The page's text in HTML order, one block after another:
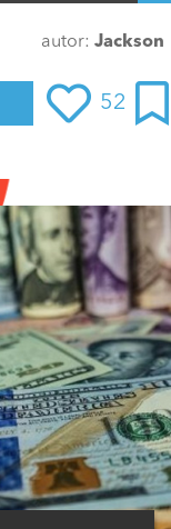
autor: Jackson
52